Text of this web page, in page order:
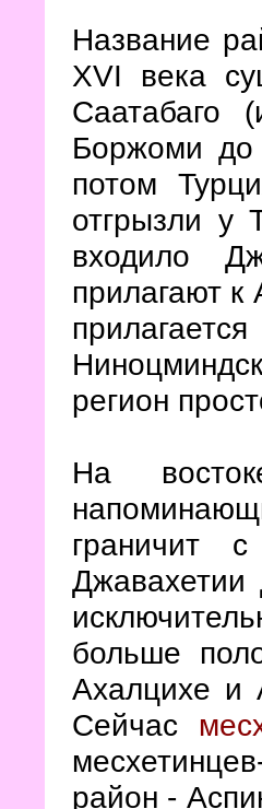
Название
XVI века
Саатабаго
Боржоми до
потом
отгрызли у
входило
прилагают к
регион
На
граничит
Джавахетии
больше
Ахалцихе и
Сейчас
район -